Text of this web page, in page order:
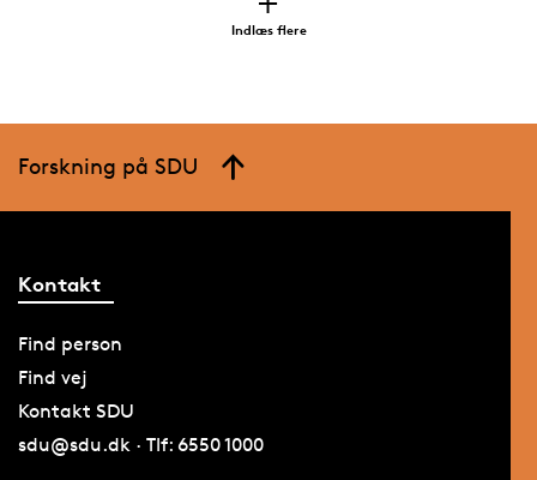
Indlæs flere
Forskning på SDU
Kontakt
Find person
Find vej
Kontakt SDU
sdu@sdu.dk · Tlf: 6550 1000